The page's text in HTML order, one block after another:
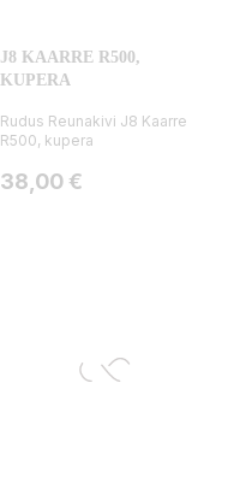
J8 KAARRE R500,
KUPERA
Rudus Reunakivi J8 Kaarre
R500, kupera
Hinta
38,00 €